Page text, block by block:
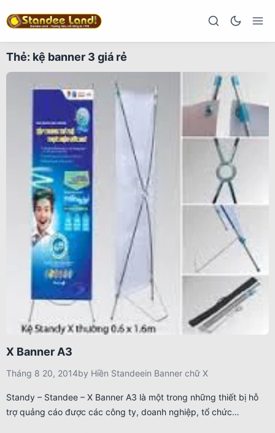
Thẻ: kệ banner 3 giá rẻ
X Banner A3
Tháng 8 20, 2014by Hiền Standeein Banner chữ X
Standy – Standee – X Banner A3 là một trong những thiết bị hỗ
trợ quảng cáo được các công ty, doanh nghiệp, tổ chức…